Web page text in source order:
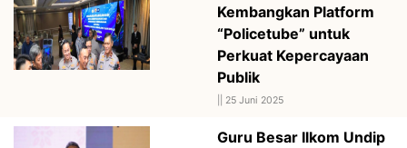
Kembangkan Platform
“Policetube” untuk
Perkuat Kepercayaan
Publik
25 Juni 2025
Guru Besar Ilkom Undip